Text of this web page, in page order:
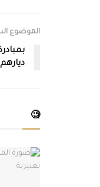
الموضوع
🧐